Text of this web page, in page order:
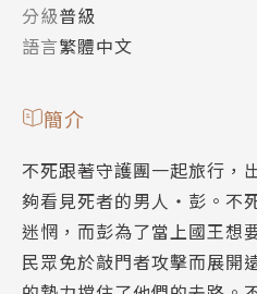
分級普級
語言繁體中文
簡介
不死跟著守護團一起旅行，
夠看見死者的男人‧彭。不
迷惘，而彭為了當上國王想
民眾免於敲門者攻擊而展開